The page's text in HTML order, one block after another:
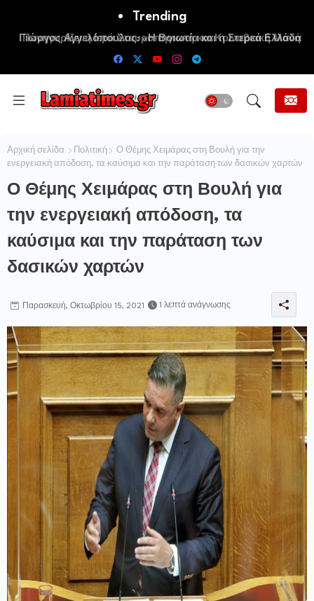
Trending
Πανηγυρίζει η Ιερά Σταυροπηγιακή και Κοινοβιακή Μονή
Μεταμορφώσεως του Σωτήρος Καμενων Βουρλων (Μονή
Αρχική σελίδα Πολιτική
Ο Θέμης Χειμάρας στη Βουλή για την
ενεργειακή απόδοση, τα καύσιμα και την παράταση των δασικών χαρτών
Ο Θέμης Χειμάρας στη Βουλή για
την ενεργειακή απόδοση, τα
καύσιμα και την παράταση των
δασικών χαρτών
Παρασκευή, Οκτωβρίου 15, 2021 1 λεπτά ανάγνωσης